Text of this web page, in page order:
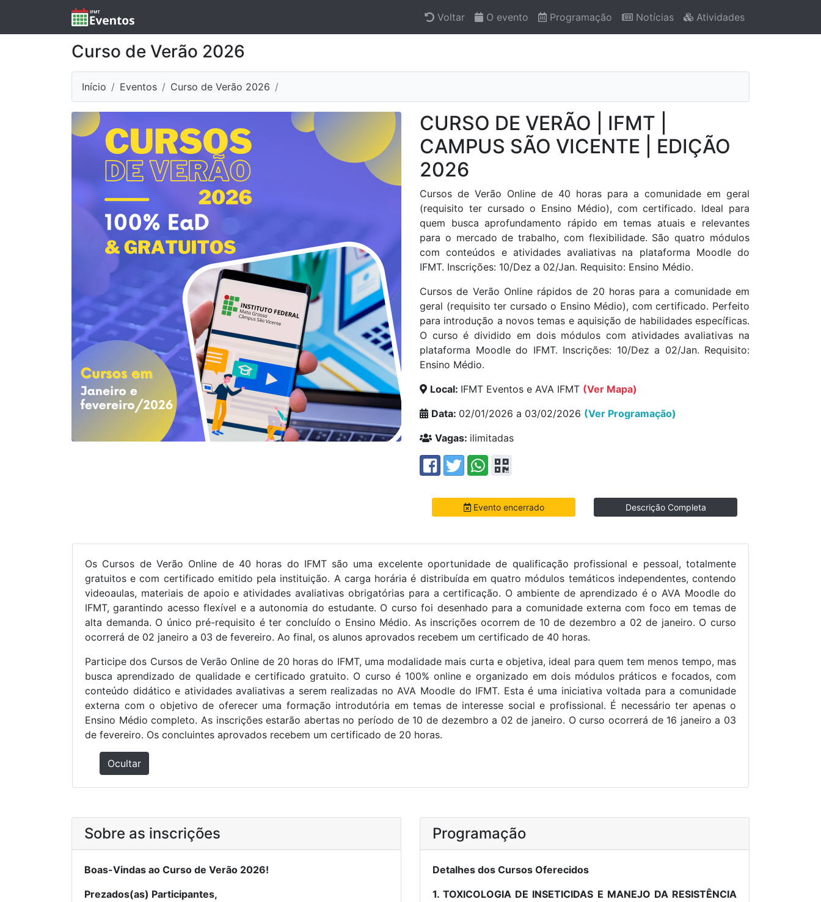
Voltar O evento Programação Notícias Atividades
Curso de Verão 2026
Início Eventos Curso de Verão 2026
CURSO DE VERÃO | IFMT |
CAMPUS SÃO VICENTE | EDIÇÃO
2026
Cursos de Verão Online de 40 horas para a comunidade em geral
(requisito ter cursado o Ensino Médio), com certificado. Ideal para
quem busca aprofundamento rápido em temas atuais e relevantes
para o mercado de trabalho, com flexibilidade. São quatro módulos
com conteúdos e atividades avaliativas na plataforma Moodle do
IFMT. Inscrições: 10/Dez a 02/Jan. Requisito: Ensino Médio.
Cursos de Verão Online rápidos de 20 horas para a comunidade em
geral (requisito ter cursado o Ensino Médio), com certificado. Perfeito
para introdução a novos temas e aquisição de habilidades específicas.
O curso é dividido em dois módulos com atividades avaliativas na
plataforma Moodle do IFMT. Inscrições: 10/Dez a 02/Jan. Requisito:
Ensino Médio.
Local: IFMT Eventos e AVA IFMT (Ver Mapa)
Data: 02/01/2026 a 03/02/2026 (Ver Programação)
Vagas: ilimitadas
Evento encerrado Descrição Completa
Os Cursos de Verão Online de 40 horas do IFMT são uma excelente oportunidade de qualificação profissional e pessoal, totalmente
gratuitos e com certificado emitido pela instituição. A carga horária é distribuída em quatro módulos temáticos independentes, contendo
videoaulas, materiais de apoio e atividades avaliativas obrigatórias para a certificação. O ambiente de aprendizado é o AVA Moodle do
IFMT, garantindo acesso flexível e a autonomia do estudante. O curso foi desenhado para a comunidade externa com foco em temas de
alta demanda. O único pré-requisito é ter concluído o Ensino Médio. As inscrições ocorrem de 10 de dezembro a 02 de janeiro. O curso
ocorrerá de 02 janeiro a 03 de fevereiro. Ao final, os alunos aprovados recebem um certificado de 40 horas.
Participe dos Cursos de Verão Online de 20 horas do IFMT, uma modalidade mais curta e objetiva, ideal para quem tem menos tempo, mas
busca aprendizado de qualidade e certificado gratuito. O curso é 100% online e organizado em dois módulos práticos e focados, com
conteúdo didático e atividades avaliativas a serem realizadas no AVA Moodle do IFMT. Esta é uma iniciativa voltada para a comunidade
externa com o objetivo de oferecer uma formação introdutória em temas de interesse social e profissional. É necessário ter apenas o
Ensino Médio completo. As inscrições estarão abertas no período de 10 de dezembro a 02 de janeiro. O curso ocorrerá de 16 janeiro a 03
de fevereiro. Os concluintes aprovados recebem um certificado de 20 horas.
Ocultar
Sobre as inscrições
Boas-Vindas ao Curso de Verão 2026!
Prezados(as) Participantes,
Programação
Detalhes dos Cursos Oferecidos
1. TOXICOLOGIA DE INSETICIDAS E MANEJO DA RESISTÊNCIA